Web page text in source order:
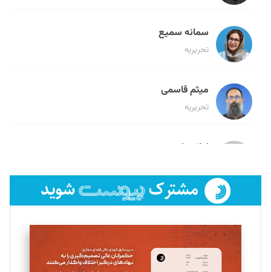
سمانه سمیع
تحریریه
میثم قاسمی
تحریریه
لیلا حنارود
فائزه فتحی رستمی
تحریریه
سروش کرمیان